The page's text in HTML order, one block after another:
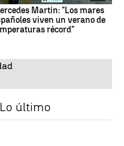
Martín: "Los mares
viven un verano de
récord"
Lo último